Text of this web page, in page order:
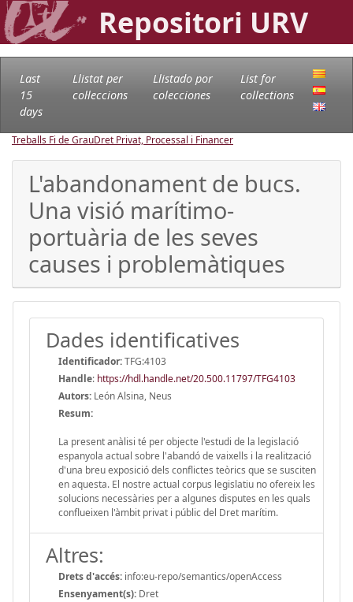
Repositori URV
Last
15
days
Llistat per
col·leccions
Llistado por
colecciones
List for
collections
Treballs Fi de GrauDret Privat, Processal i Financer
L'abandonament de bucs.
Una visió marítimo-
portuària de les seves
causes i problemàtiques
Dades identificatives
Identificador:TFG:4103
Handle: https://hdl.handle.net/20.500.11797/TFG4103
Autors: León Alsina, Neus
Resum:
La present anàlisi té per objecte l'estudi de la legislació
espanyola actual sobre l'abandó de vaixells i la realització
d'una breu exposició dels conflictes teòrics que se susciten
en aquesta. El nostre actual corpus legislatiu no ofereix les
solucions necessàries per a algunes disputes en les quals
conflueixen l'àmbit privat i públic del Dret marítim.
Altres:
Drets d'accés: info:eu-repo/semantics/openAccess
Ensenyament(s): Dret